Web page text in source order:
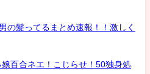
の髪ってるまとめ速報！！激しく
百合ネエ！こじらせ！50独身処